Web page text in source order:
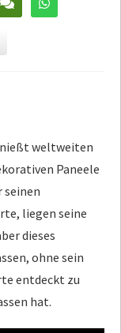
weltweiten
Paneele
seinen
liegen seine
dieses
ohne sein
entdeckt zu
hat.